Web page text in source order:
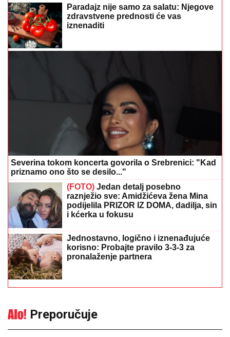
Paradajz nije samo za salatu: Njegove
zdravstvene prednosti će vas
iznenaditi
Severina tokom koncerta govorila o Srebrenici: "Kad
priznamo ono što se desilo..."
(FOTO) Jedan detalj posebno
raznježio sve: Amidžićeva žena Mina
podijelila PRIZOR IZ DOMA, dadilja, sin
i kćerka u fokusu
Jednostavno, logično i iznenađujuće
korisno: Probajte pravilo 3-3-3 za
pronalaženje partnera
Preporučuje